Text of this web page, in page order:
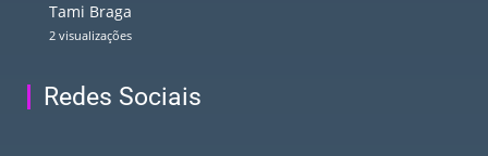
Tami Braga
2 visualizações
Redes Sociais